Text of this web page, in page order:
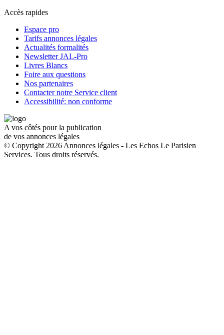
Accès rapides
Espace pro
Tarifs annonces légales
Actualités formalités
Newsletter JAL-Pro
Livres Blancs
Foire aux questions
Nos partenaires
Contacter notre Service client
Accessibilité: non conforme
A vos côtés pour la publication
de vos annonces légales
© Copyright 2026 Annonces légales - Les Echos Le Parisien
Services. Tous droits réservés.